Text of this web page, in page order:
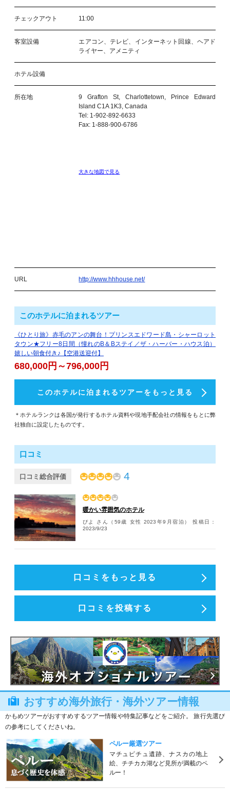
チェックアウト 11:00
客室設備
エアコン、テレビ、インターネット回線、ヘアド
ライヤー、アメニティ
ホテル設備
所在地
9 Grafton St, Charlottetown, Prince Edward
Island C1A 1K3, Canada
Tel: 1-902-892-6633
Fax: 1-888-900-6786
大きな地図で見る
URL http://www.hhhouse.net/
このホテルに泊まれるツアー
《ひとり旅》赤毛のアンの舞台！プリンスエドワード島・シャーロット
タウン★フリー8日間（憧れのB＆Bステイ／ザ・ハーバー・ハウス泊）
嬉しい朝食付き♪【空港送迎付】
680,000円～796,000円
このホテルに泊まれるツアーをもっと見る
＊ホテルランクは各国が発行するホテル資料や現地手配会社の情報をもとに弊
社独自に設定したものです。
口コミ
口コミ総合評価 4
暖かい雰囲気のホテル
ぴよ さん（59歳 女性 2023年9月宿泊）
投稿日：
2023/9/23
口コミをもっと見る
口コミを投稿する
おすすめ海外旅行・海外ツアー情報
かもめツアーがおすすめするツアー情報や特集記事などをご紹介。 旅行先選び
の参考にしてくださいね。
ペルー厳選ツアー
マチュピチュ遺跡、ナスカの地上
絵、チチカカ湖など見所が満載のペ
ルー！